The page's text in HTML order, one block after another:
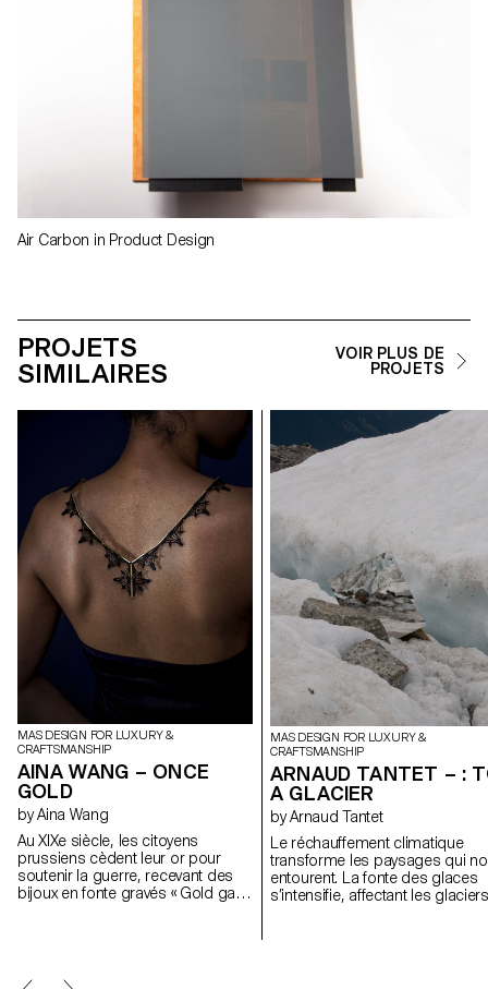
Air Carbon in Product Design
PROJETS
SIMILAIRES
VOIR PLUS DE
PROJETS
MAS DESIGN FOR LUXURY &
CRAFTSMANSHIP
AINA WANG – ONCE
GOLD
by Aina Wang
Au XIXe siècle, les citoyens
prussiens cèdent leur or pour
soutenir la guerre, recevant des
bijoux en fonte gravés « Gold gab
noire et patinée, naît d’un moment
MAS DESIGN FOR LUXURY &
CRAFTSMANSHIP
ARNAUD TANTET – :
A GLACIER
by Arnaud Tantet
Le réchauffement climatique
transforme les paysages qui
entourent. La fonte des glaces
s’intensifie, affectant les glaciers